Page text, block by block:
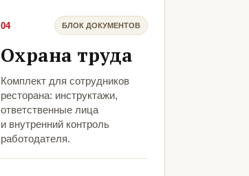
04 БЛОК ДОКУМЕНТОВ
Охрана труда
Комплект для сотрудников
ресторана: инструктажи,
ответственные лица
и внутренний контроль
работодателя.